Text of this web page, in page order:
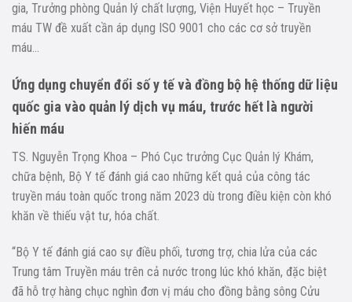
gia, Trưởng phòng Quản lý chất lượng, Viện Huyết học – Truyền
máu TW đề xuất cần áp dụng ISO 9001 cho các cơ sở truyền
máu…
Ứng dụng chuyển đổi số y tế và đồng bộ hệ thống dữ liệu
quốc gia vào quản lý dịch vụ máu, trước hết là người
hiến máu
TS. Nguyễn Trọng Khoa – Phó Cục trưởng Cục Quản lý Khám,
chữa bệnh, Bộ Y tế đánh giá cao những kết quả của công tác
truyền máu toàn quốc trong năm 2023 dù trong điều kiện còn khó
khăn về thiếu vật tư, hóa chất.
“Bộ Y tế đánh giá cao sự điều phối, tương trợ, chia lửa của các
Trung tâm Truyền máu trên cả nước trong lúc khó khăn, đặc biệt
đã hỗ trợ hàng chục nghìn đơn vị máu cho đồng bằng sông Cửu